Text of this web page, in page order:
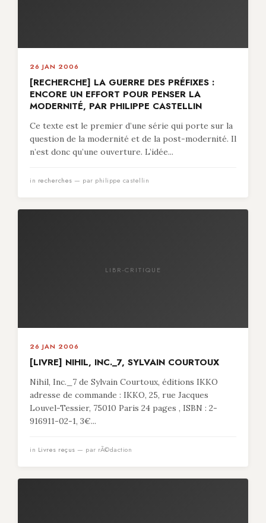
26 JAN 2006
[RECHERCHE] LA GUERRE DES PRÉFIXES :
ENCORE UN EFFORT POUR PENSER LA
MODERNITÉ, PAR PHILIPPE CASTELLIN
Ce texte est le premier d’une série qui porte sur la
question de la modernité et de la post-modernité. Il
n’est donc qu’une ouverture. L’idée...
in recherches — par philippe castellin
LIBR-CRITIQUE
26 JAN 2006
[LIVRE] NIHIL, INC._7, SYLVAIN COURTOUX
Nihil, Inc._7 de Sylvain Courtoux, éditions IKKO
adresse de commande : IKKO, 25, rue Jacques
Louvel-Tessier, 75010 Paris 24 pages , ISBN : 2-
916911-02-1, 3€...
in Livres reçus — par rÃ©daction